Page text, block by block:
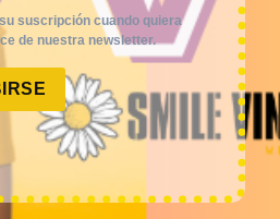
CUENTA
A MI CUENTA
suscripción cuando quiera
de nuestra newsletter.